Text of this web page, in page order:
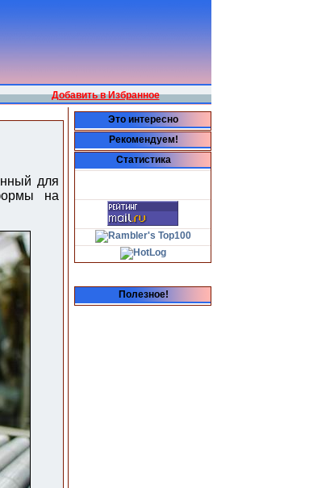
Добавить в Избранное
для
на
Это интересно
Рекомендуем!
Статистика
Полезное!